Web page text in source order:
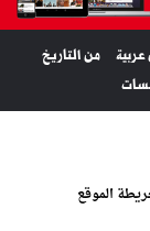
من التاريخ
الموقع